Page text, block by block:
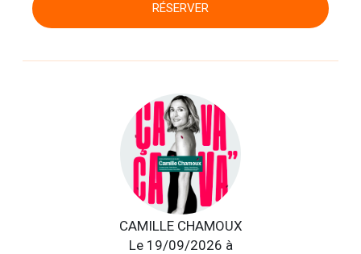
RÉSERVER
CAMILLE CHAMOUX
Le 19/09/2026 à